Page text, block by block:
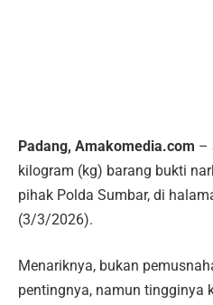
Padang, Amakomedia.com –
kilogram (kg) barang bukti
pihak Polda Sumbar, di
(3/3/2026).
Menariknya, bukan
pentingnya, namun tingginya